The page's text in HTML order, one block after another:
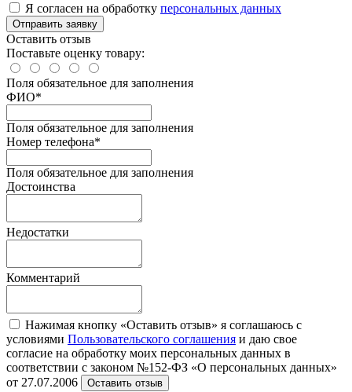
Я согласен на обработку персональных данных
Отправить заявку
Оставить отзыв
Поставьте оценку товару:
Поля обязательное для заполнения
ФИО*
Поля обязательное для заполнения
Номер телефона*
Поля обязательное для заполнения
Достоинства
Недостатки
Комментарий
Нажимая кнопку «Оставить отзыв» я соглашаюсь с
условиями Пользовательского соглашения и даю свое
согласие на обработку моих персональных данных в
соответствии с законом №152-ФЗ «О персональных данных»
от 27.07.2006
Оставить отзыв